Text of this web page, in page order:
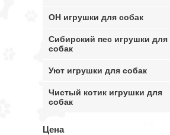
ОН игрушки для собак
Сибирский пес игрушки для
собак
Уют игрушки для собак
Чистый котик игрушки для
собак
Цена